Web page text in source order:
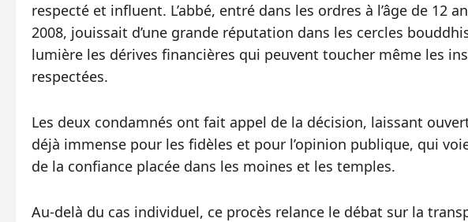
respecté et influent. L’abbé, entré dans les ordres à l’âge de 12
2008, jouissait d’une grande réputation dans les cercles
lumière les dérives financières qui peuvent toucher même les
respectées.
Les deux condamnés ont fait appel de la décision, laissant
déjà immense pour les fidèles et pour l’opinion publique, qui
de la confiance placée dans les moines et les temples.
Au‑delà du cas individuel, ce procès relance le débat sur la